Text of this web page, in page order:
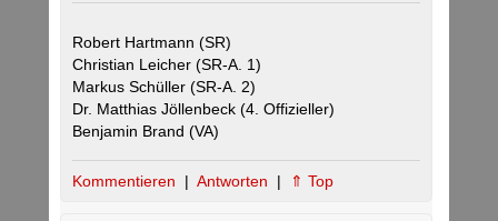
Robert Hartmann (SR)
Christian Leicher (SR-A. 1)
Markus Schüller (SR-A. 2)
Dr. Matthias Jöllenbeck (4. Offizieller)
Benjamin Brand (VA)
Kommentieren | Antworten | ⇑ Top